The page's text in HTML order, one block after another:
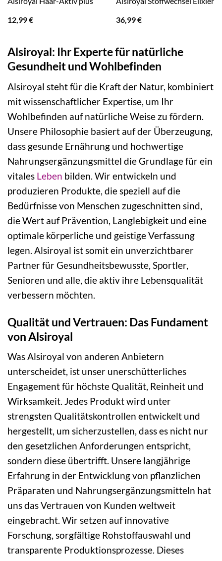
12,99€
36,99€
Alsiroyal: Ihr Experte für natürliche
Gesundheit und Wohlbefinden
Alsiroyal steht für die Kraft der Natur, kombiniert
mit wissenschaftlicher Expertise, um Ihr
Wohlbefinden auf natürliche Weise zu fördern.
Unsere Philosophie basiert auf der Überzeugung,
dass gesunde Ernährung und hochwertige
Nahrungsergänzungsmittel die Grundlage für ein
vitales Leben bilden. Wir entwickeln und
produzieren Produkte, die speziell auf die
Bedürfnisse von Menschen zugeschnitten sind,
die Wert auf Prävention, Langlebigkeit und eine
optimale körperliche und geistige Verfassung
legen. Alsiroyal ist somit ein unverzichtbarer
Partner für Gesundheitsbewusste, Sportler,
Senioren und alle, die aktiv ihre Lebensqualität
verbessern möchten.
Qualität und Vertrauen: Das Fundament
von Alsiroyal
Was Alsiroyal von anderen Anbietern
unterscheidet, ist unser unerschütterliches
Engagement für höchste Qualität, Reinheit und
Wirksamkeit. Jedes Produkt wird unter
strengsten Qualitätskontrollen entwickelt und
hergestellt, um sicherzustellen, dass es nicht nur
den gesetzlichen Anforderungen entspricht,
sondern diese übertrifft. Unsere langjährige
Erfahrung in der Entwicklung von pflanzlichen
Präparaten und Nahrungsergänzungsmitteln hat
uns das Vertrauen von Kunden weltweit
eingebracht. Wir setzen auf innovative
Forschung, sorgfältige Rohstoffauswahl und
transparente Produktionsprozesse. Dieses